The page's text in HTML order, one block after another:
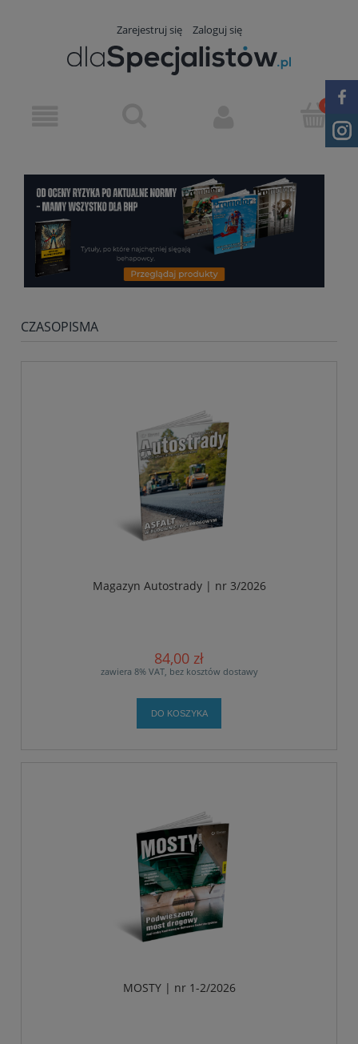
Zarejestruj się Zaloguj się
CZASOPISMA
Magazyn Autostrady | nr 3/2026
84,00 zł
zawiera 8% VAT, bez kosztów dostawy
DO KOSZYKA
MOSTY | nr 1-2/2026